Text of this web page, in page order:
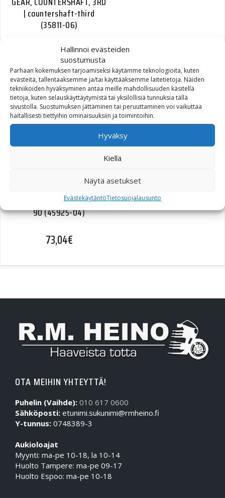
Hallinnoi evästeiden
suostumusta
Parhaan kokemuksen tarjoamiseksi käytämme teknologioita, kuten
evästeitä, tallentaaksemme ja/tai käyttääksemme laitetietoja. Näiden
tekniikoiden hyväksyminen antaa meille mahdollisuuden käsitellä
tietoja, kuten selauskäyttäytymistä tai yksilöllisiä tunnuksia tällä
sivustolla. Suostumuksen jättäminen tai peruuttaminen voi vaikuttaa
haitallisesti tiettyihin ominaisuuksiin ja toimintoihin.
Hyväksy
Kiellä
Näytä asetukset
EvästekäytäntöTietosuojalausunto
| countershaft-third
(35811-06)
134,17€
T-RaY Topcase S, hopea 28
L
73,00€
DAMPER TUBE W/ 45460-
90 (45925-04)
73,04€
OTA MEIHIN YHTEYTTÄ!
Puhelin (Vaihde): 010 617 0600
Sähköposti: etunimi.sukunimi@rmheino.fi
Y-tunnus: 0748389-3
Aukioloajat
Myynti: ma-pe 10-18, la 10-14
Huolto Tampere: ma-pe 09-17
Huolto Espoo: ma-pe 10-18